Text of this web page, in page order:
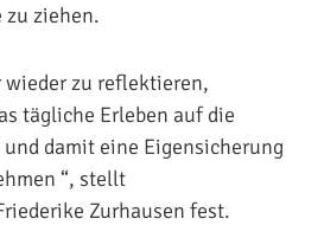
zu ziehen.
wieder zu reflektieren,
tägliche Erleben auf die
damit eine Eigensicherung
“, stellt
Zurhausen fest.